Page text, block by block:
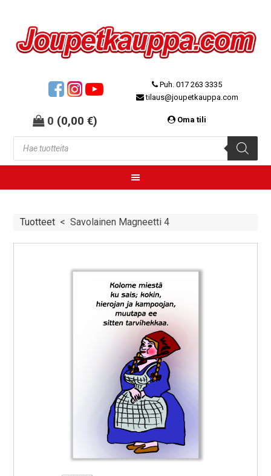
0 (0,00€)
Puh. 017 263 3335
tilaus@joupetkauppa.com
Oma tili
Tuotteet <Savolainen Magneetti 4